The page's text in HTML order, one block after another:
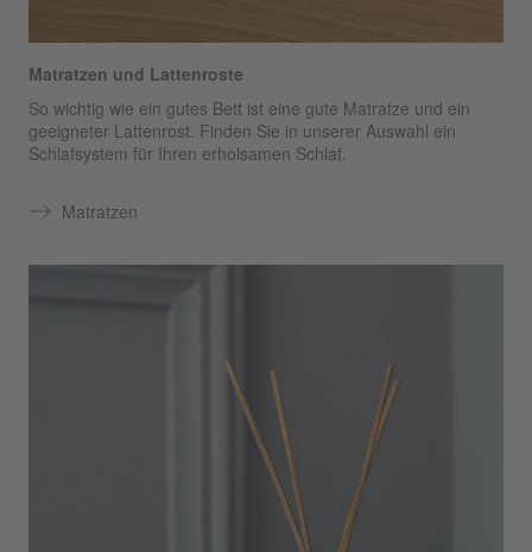
Matratzen und Lattenroste
So wichtig wie ein gutes Bett ist eine gute Matratze und ein
geeigneter Lattenrost. Finden Sie in unserer Auswahl ein
Schlafsystem für Ihren erholsamen Schlaf.
Matratzen